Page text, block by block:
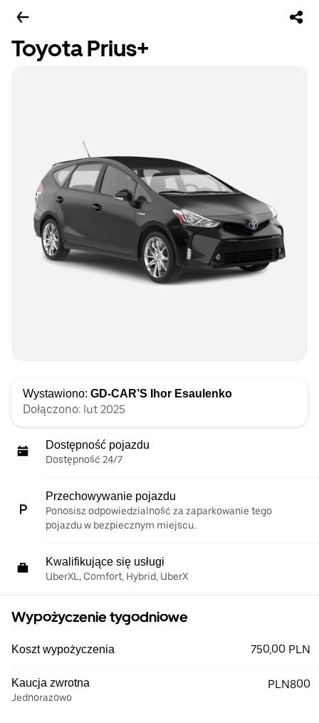
Toyota Prius+
Wystawiono: GD-CAR’S Ihor Esaulenko
Dołączono: lut 2025
Dostępność pojazdu
Dostępność 24/7
Przechowywanie pojazdu
Ponosisz odpowiedzialność za zaparkowanie tego
pojazdu w bezpiecznym miejscu.
Kwalifikujące się usługi
UberXL, Comfort, Hybrid, UberX
Wypożyczenie tygodniowe
Koszt wypożyczenia 750,00 PLN
Kaucja zwrotna
Jednorazowo
PLN800